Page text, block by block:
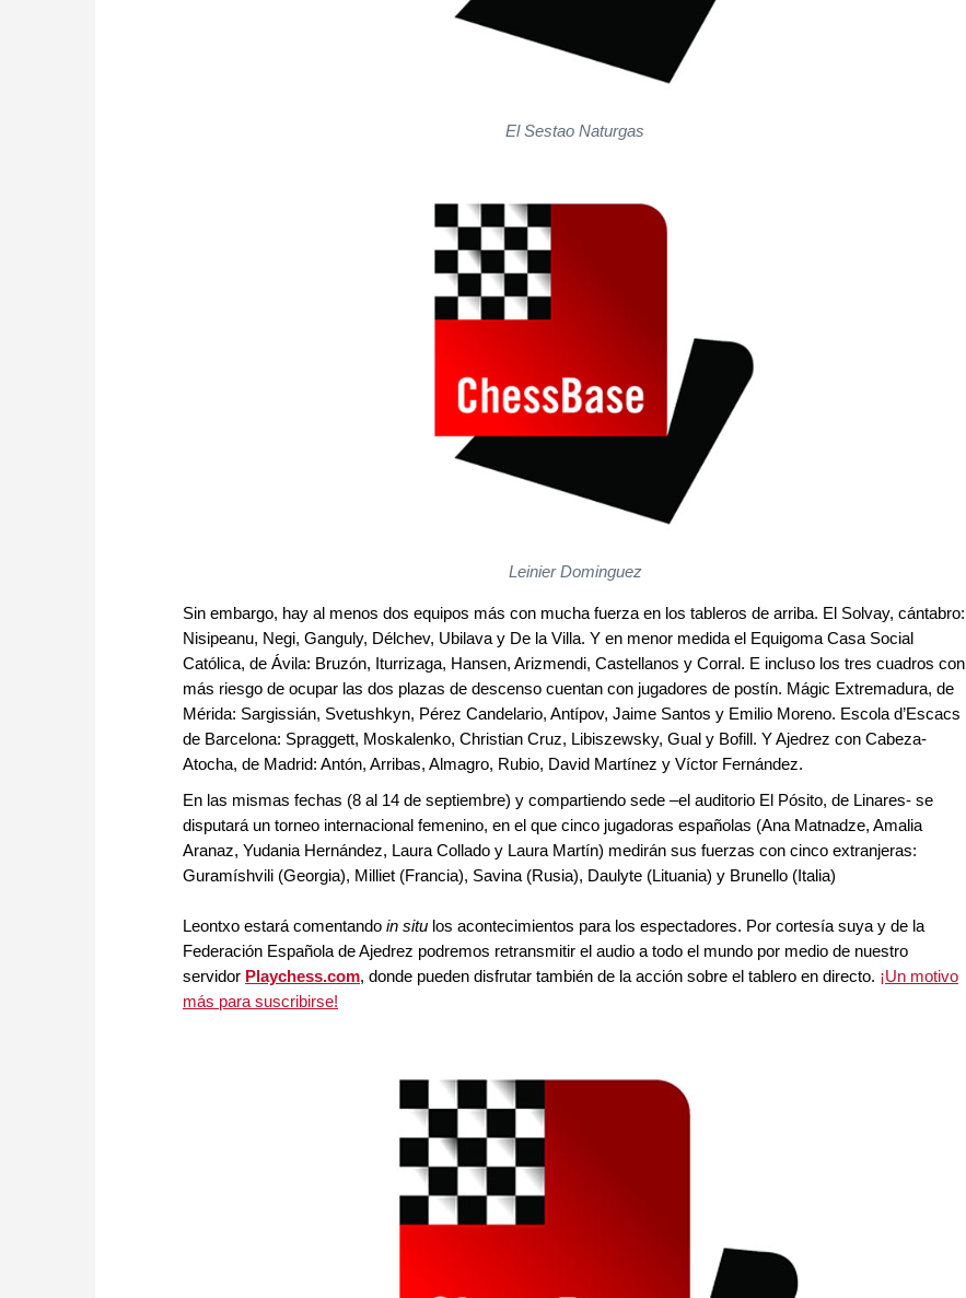
El Sestao Naturgas
Leinier Dominguez
Sin embargo, hay al menos dos equipos más con mucha fuerza en los tableros de arriba. El Solvay, cántabro:
Nisipeanu, Negi, Ganguly, Délchev, Ubilava y De la Villa. Y en menor medida el Equigoma Casa Social
Católica, de Ávila: Bruzón, Iturrizaga, Hansen, Arizmendi, Castellanos y Corral. E incluso los tres cuadros con
más riesgo de ocupar las dos plazas de descenso cuentan con jugadores de postín. Mágic Extremadura, de
Mérida: Sargissián, Svetushkyn, Pérez Candelario, Antípov, Jaime Santos y Emilio Moreno. Escola d’Escacs
de Barcelona: Spraggett, Moskalenko, Christian Cruz, Libiszewsky, Gual y Bofill. Y Ajedrez con Cabeza-
Atocha, de Madrid: Antón, Arribas, Almagro, Rubio, David Martínez y Víctor Fernández.
En las mismas fechas (8 al 14 de septiembre) y compartiendo sede –el auditorio El Pósito, de Linares- se
disputará un torneo internacional femenino, en el que cinco jugadoras españolas (Ana Matnadze, Amalia
Aranaz, Yudania Hernández, Laura Collado y Laura Martín) medirán sus fuerzas con cinco extranjeras:
Guramíshvili (Georgia), Milliet (Francia), Savina (Rusia), Daulyte (Lituania) y Brunello (Italia)
Leontxo estará comentando in situ los acontecimientos para los espectadores. Por cortesía suya y de la
Federación Española de Ajedrez podremos retransmitir el audio a todo el mundo por medio de nuestro
servidor Playchess.com, donde pueden disfrutar también de la acción sobre el tablero en directo. ¡Un motivo
más para suscribirse!